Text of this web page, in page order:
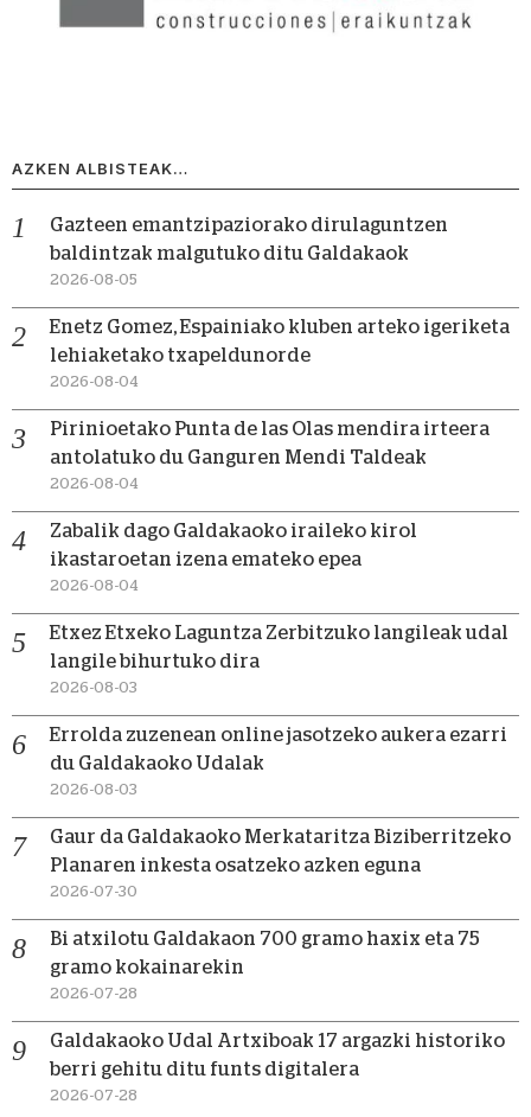
AZKEN ALBISTEAK…
Gazteen emantzipaziorako dirulaguntzen
baldintzak malgutuko ditu Galdakaok
2026-08-05
Enetz Gomez, Espainiako kluben arteko igeriketa
lehiaketako txapeldunorde
2026-08-04
Pirinioetako Punta de las Olas mendira irteera
antolatuko du Ganguren Mendi Taldeak
2026-08-04
Zabalik dago Galdakaoko iraileko kirol
ikastaroetan izena emateko epea
2026-08-04
Etxez Etxeko Laguntza Zerbitzuko langileak udal
langile bihurtuko dira
2026-08-03
Errolda zuzenean online jasotzeko aukera ezarri
du Galdakaoko Udalak
2026-08-03
Gaur da Galdakaoko Merkataritza Biziberritzeko
Planaren inkesta osatzeko azken eguna
2026-07-30
Bi atxilotu Galdakaon 700 gramo haxix eta 75
gramo kokainarekin
2026-07-28
Galdakaoko Udal Artxiboak 17 argazki historiko
berri gehitu ditu funts digitalera
2026-07-28